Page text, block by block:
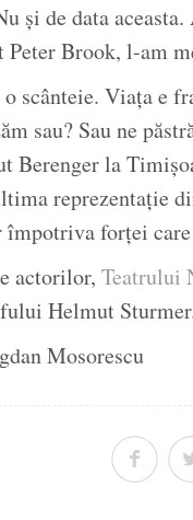
și de data
Peter Brook, l-am
scânteie. Viața e
sau? Sau ne
Berenger la
reprezentație
împotriva forței
actorilor, Teatrului
Helmut
Mosorescu